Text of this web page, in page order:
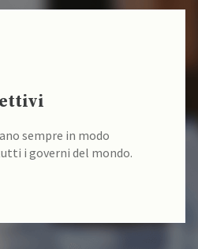
sempre in modo
i governi del mondo.